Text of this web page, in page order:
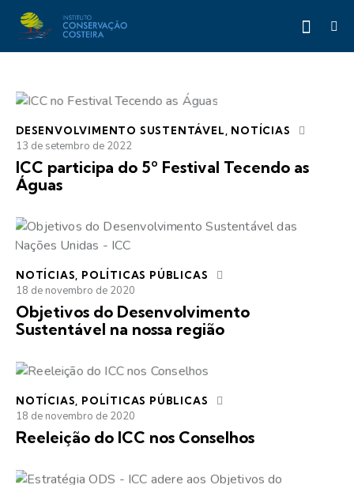
DESENVOLVIMENTO SUSTENTÁVEL NOTÍCIAS
13 de setembro de 2022
ICC participa do 5º Festival Tecendo as
Águas
NOTÍCIAS POLÍTICAS PÚBLICAS
18 de novembro de 2020
Objetivos do Desenvolvimento
Sustentável na nossa região
NOTÍCIAS POLÍTICAS PÚBLICAS
18 de novembro de 2020
Reeleição do ICC nos Conselhos